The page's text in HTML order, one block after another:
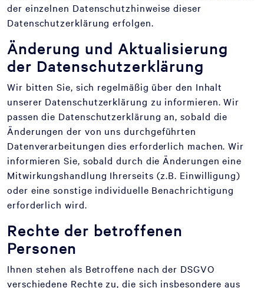
der einzelnen Datenschutzhinweise dieser
Datenschutzerklärung erfolgen.
Änderung und Aktualisierung
der Datenschutzerklärung
Wir bitten Sie, sich regelmäßig über den Inhalt
unserer Datenschutzerklärung zu informieren. Wir
passen die Datenschutzerklärung an, sobald die
Änderungen der von uns durchgeführten
Datenverarbeitungen dies erforderlich machen. Wir
informieren Sie, sobald durch die Änderungen eine
Mitwirkungshandlung Ihrerseits (z.B. Einwilligung)
oder eine sonstige individuelle Benachrichtigung
erforderlich wird.
Rechte der betroffenen
Personen
Ihnen stehen als Betroffene nach der DSGVO
verschiedene Rechte zu, die sich insbesondere aus